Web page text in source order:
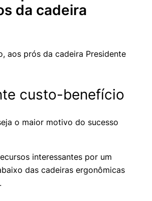
da cadeira
aos prós da cadeira Presidente
custo-benefício
o maior motivo do sucesso
interessantes por um
das cadeiras ergonômicas